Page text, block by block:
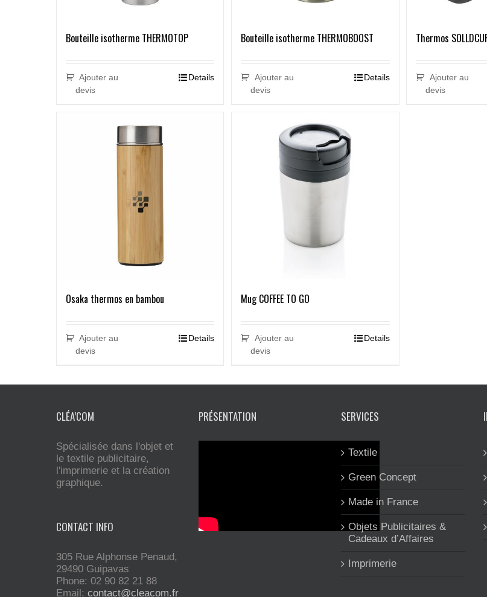
Bouteille isotherme THERMOTOP
Ajouter au
devis
Details
Bouteille isotherme THERMOBOOST
Ajouter au
devis
Details
Thermos
Ajouter au
devis
Osaka thermos en bambou
Ajouter au
devis
Details
Mug COFFEE TO GO
Ajouter au
devis
Details
CLÉA’COM
Spécialisée dans l'objet et
le textile publicitaire,
l'imprimerie et la création
graphique.
CONTACT INFO
305 Rue Alphonse Penaud,
29490 Guipavas
Phone: 02 90 82 21 88
Email: contact@cleacom.fr
PRÉSENTATION SERVICES
Textile
Green Concept
Made in France
Objets Publicitaires &
Cadeaux d’Affaires
Imprimerie